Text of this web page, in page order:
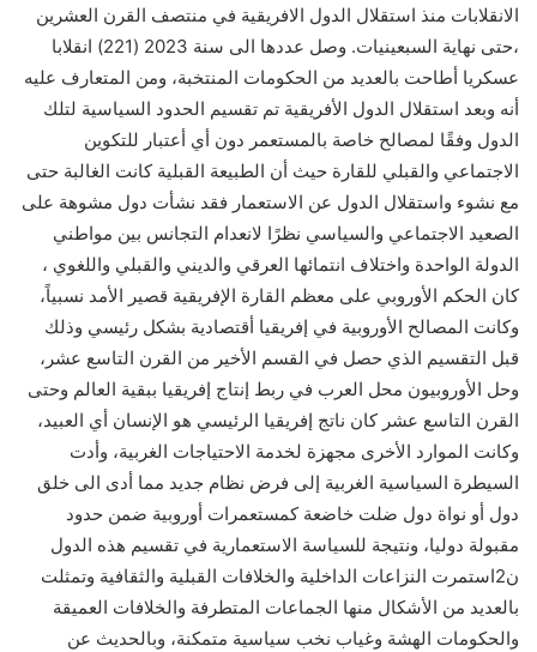
الانقلابات منذ استقلال الدول الافريقية في منتصف القرن العشرين
،حتى نهاية السبعينيات. وصل عددها الى سنة 2023 (221) انقلابا
عسكريا أطاحت بالعديد من الحكومات المنتخبة، ومن المتعارف عليه
أنه وبعد استقلال الدول الأفريقية تم تقسيم الحدود السياسية لتلك
الدول وفقًا لمصالح خاصة بالمستعمر دون أي أعتبار للتكوين
الاجتماعي والقبلي للقارة حيث أن الطبيعة القبلية كانت الغالبة حتى
مع نشوء واستقلال الدول عن الاستعمار فقد نشأت دول مشوهة على
الصعيد الاجتماعي والسياسي نظرًا لانعدام التجانس بين مواطني
الدولة الواحدة واختلاف انتمائها العرقي والديني والقبلي واللغوي ،
كان الحكم الأوروبي على معظم القارة الإفريقية قصير الأمد نسبياً،
وكانت المصالح الأوروبية في إفريقيا أقتصادية بشكل رئيسي وذلك
قبل التقسيم الذي حصل في القسم الأخير من القرن التاسع عشر،
وحل الأوروبيون محل العرب في ربط إنتاج إفريقيا ببقية العالم وحتى
القرن التاسع عشر كان ناتج إفريقيا الرئيسي هو الإنسان أي العبيد،
وكانت الموارد الأخرى مجهزة لخدمة الاحتياجات الغربية، وأدت
السيطرة السياسية الغربية إلى فرض نظام جديد مما أدى الى خلق
دول أو نواة دول ضلت خاضعة كمستعمرات أوروبية ضمن حدود
مقبولة دوليا، ونتيجة للسياسة الاستعمارية في تقسيم هذه الدول
ن2استمرت النزاعات الداخلية والخلافات القبلية والثقافية وتمثلت
بالعديد من الأشكال منها الجماعات المتطرفة والخلافات العميقة
والحكومات الهشة وغياب نخب سياسية متمكنة، وبالحديث عن